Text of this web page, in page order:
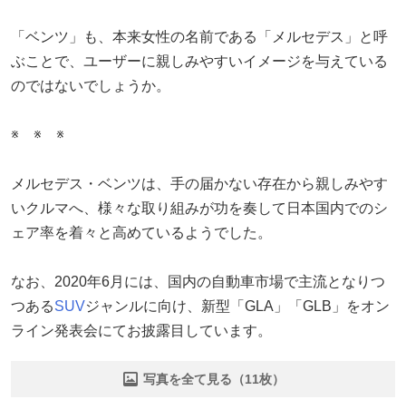
「ベンツ」も、本来女性の名前である「メルセデス」と呼
ぶことで、ユーザーに親しみやすいイメージを与えている
のではないでしょうか。
※ ※ ※
メルセデス・ベンツは、手の届かない存在から親しみやす
いクルマへ、様々な取り組みが功を奏して日本国内でのシ
ェア率を着々と高めているようでした。
なお、2020年6月には、国内の自動車市場で主流となりつ
つあるSUVジャンルに向け、新型「GLA」「GLB」をオン
ライン発表会にてお披露目しています。
写真を全て見る（11枚）